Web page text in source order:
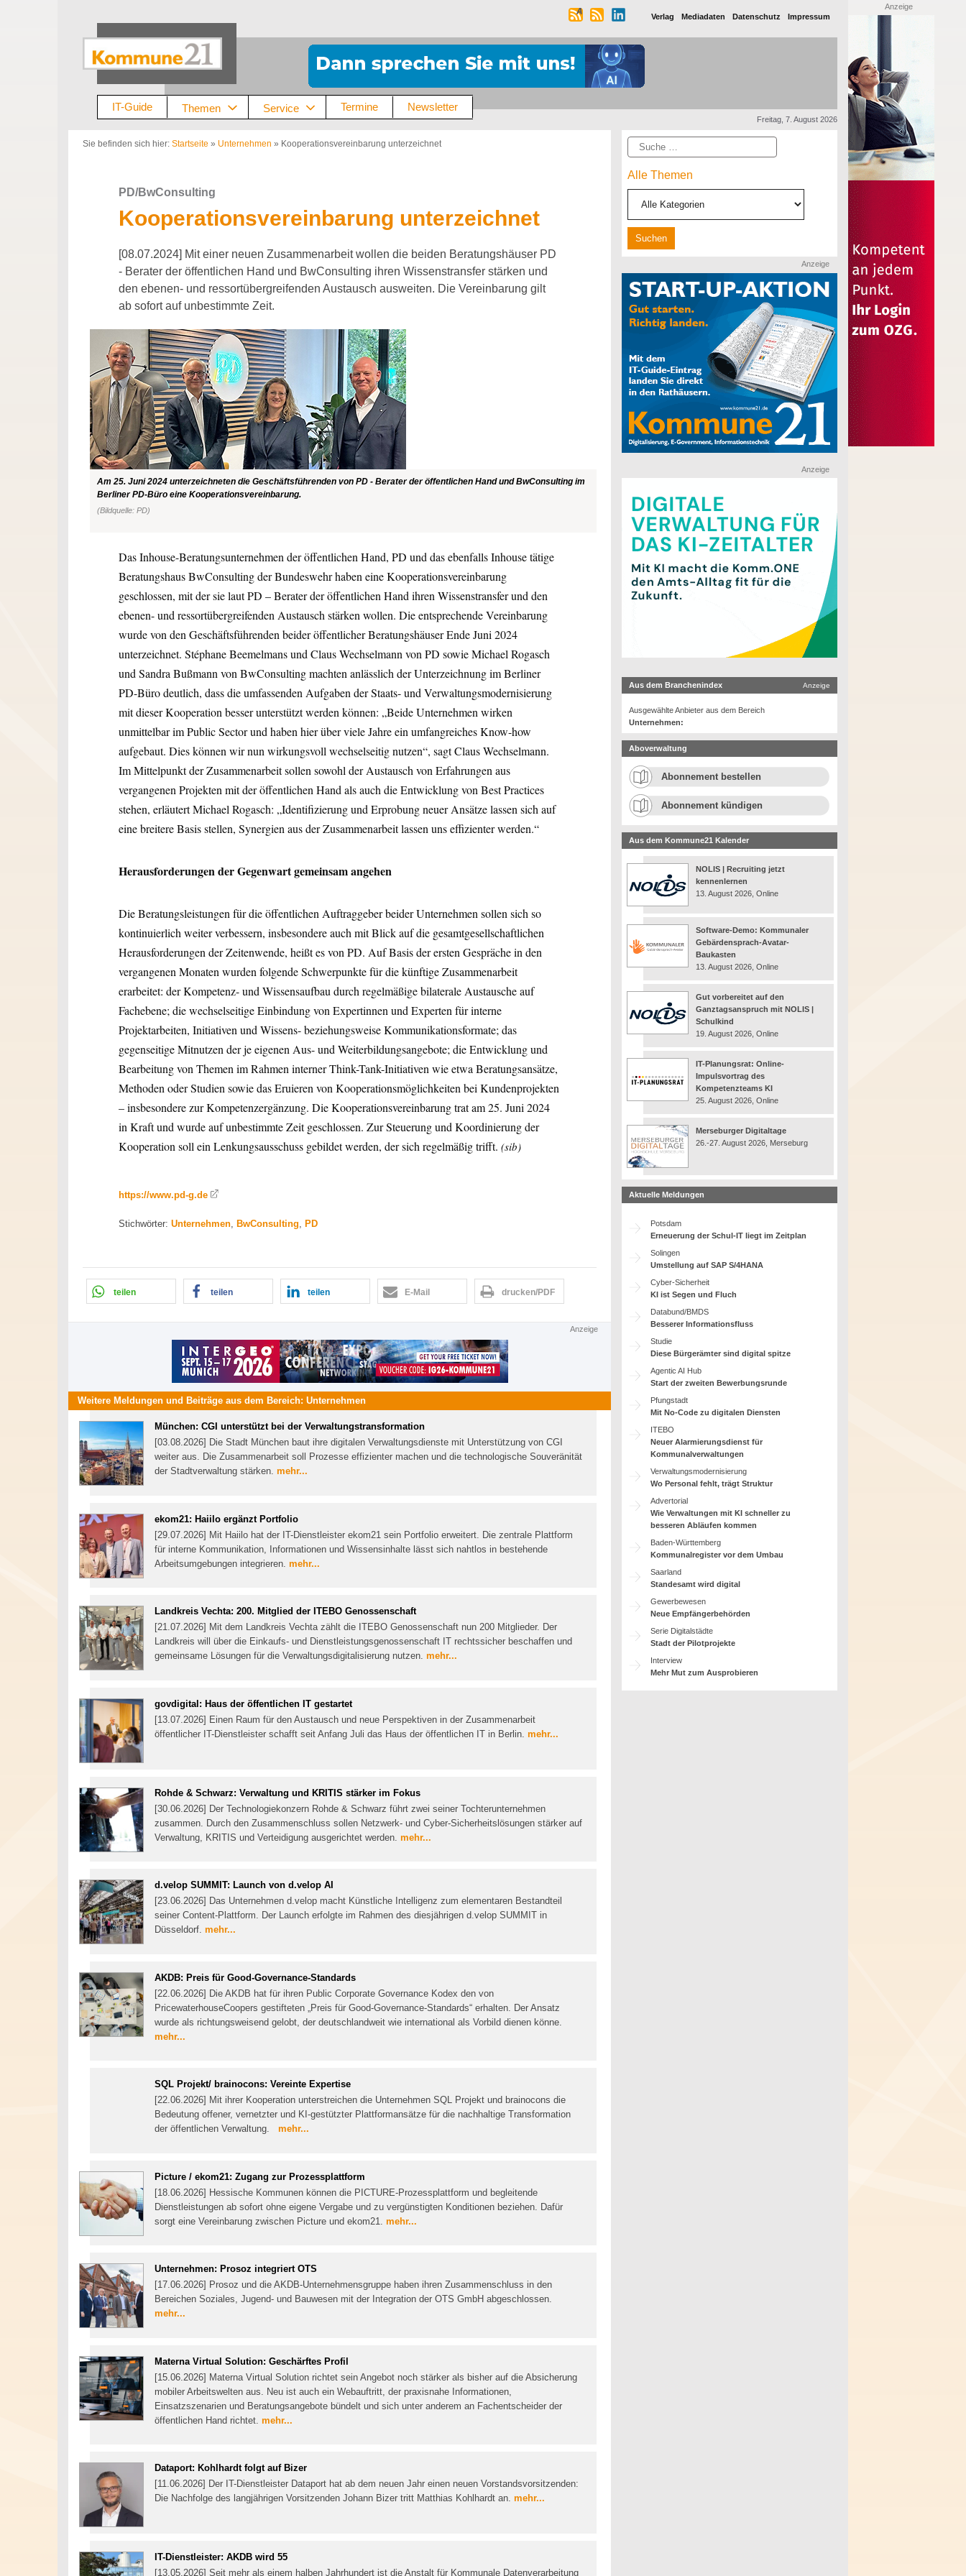
Verlag Mediadaten Datenschutz Impressum
IT-Guide Themen Service Termine Newsletter
Freitag, 7. August 2026
Sie befinden sich hier: Startseite » Unternehmen » Kooperationsvereinbarung unterzeichnet
PD/BwConsulting
Kooperationsvereinbarung unterzeichnet
[08.07.2024] Mit einer neuen Zusammenarbeit wollen die beiden Beratungshäuser PD
- Berater der öffentlichen Hand und BwConsulting ihren Wissenstransfer stärken und
den ebenen- und ressortübergreifenden Austausch ausweiten. Die Vereinbarung gilt
ab sofort auf unbestimmte Zeit.
Am 25. Juni 2024 unterzeichneten die Geschäftsführenden von PD - Berater der öffentlichen Hand und BwConsulting im
Berliner PD-Büro eine Kooperationsvereinbarung.
(Bildquelle: PD)
Das Inhouse-Beratungsunternehmen der öffentlichen Hand, PD und das ebenfalls Inhouse tätige
Beratungshaus BwConsulting der Bundeswehr haben eine Kooperationsvereinbarung
geschlossen, mit der sie laut PD – Berater der öffentlichen Hand ihren Wissenstransfer und den
ebenen- und ressortübergreifenden Austausch stärken wollen. Die entsprechende Vereinbarung
wurde von den Geschäftsführenden beider öffentlicher Beratungshäuser Ende Juni 2024
unterzeichnet. Stéphane Beemelmans und Claus Wechselmann von PD sowie Michael Rogasch
und Sandra Bußmann von BwConsulting machten anlässlich der Unterzeichnung im Berliner
PD-Büro deutlich, dass die umfassenden Aufgaben der Staats- und Verwaltungsmodernisierung
mit dieser Kooperation besser unterstützt werden können: „Beide Unternehmen wirken
unmittelbar im Public Sector und haben hier über viele Jahre ein umfangreiches Know-how
aufgebaut. Dies können wir nun wirkungsvoll wechselseitig nutzen“, sagt Claus Wechselmann.
Im Mittelpunkt der Zusammenarbeit sollen sowohl der Austausch von Erfahrungen aus
vergangenen Projekten mit der öffentlichen Hand als auch die Entwicklung von Best Practices
stehen, erläutert Michael Rogasch: „Identifizierung und Erprobung neuer Ansätze lassen sich auf
eine breitere Basis stellen, Synergien aus der Zusammenarbeit lassen uns effizienter werden.“
Herausforderungen der Gegenwart gemeinsam angehen
Die Beratungsleistungen für die öffentlichen Auftraggeber beider Unternehmen sollen sich so
kontinuierlich weiter verbessern, insbesondere auch mit Blick auf die gesamtgesellschaftlichen
Herausforderungen der Zeitenwende, heißt es von PD. Auf Basis der ersten Gespräche in den
vergangenen Monaten wurden folgende Schwerpunkte für die künftige Zusammenarbeit
erarbeitet: der Kompetenz- und Wissensaufbau durch regelmäßige bilaterale Austausche auf
Fachebene; die wechselseitige Einbindung von Expertinnen und Experten für interne
Projektarbeiten, Initiativen und Wissens- beziehungsweise Kommunikationsformate; das
gegenseitige Mitnutzen der je eigenen Aus- und Weiterbildungsangebote; die Entwicklung und
Bearbeitung von Themen im Rahmen interner Think-Tank-Initiativen wie etwa Beratungsansätze,
Methoden oder Studien sowie das Eruieren von Kooperationsmöglichkeiten bei Kundenprojekten
– insbesondere zur Kompetenzergänzung. Die Kooperationsvereinbarung trat am 25. Juni 2024
in Kraft und wurde auf unbestimmte Zeit geschlossen. Zur Steuerung und Koordinierung der
Kooperation soll ein Lenkungsausschuss gebildet werden, der sich regelmäßig trifft. (sib)
https://www.pd-g.de
Stichwörter: Unternehmen BwConsulting PD
teilen teilen teilen E-Mail drucken/PDF
Anzeige
Weitere Meldungen und Beiträge aus dem Bereich: Unternehmen
München: CGI unterstützt bei der Verwaltungstransformation
[03.08.2026] Die Stadt München baut ihre digitalen Verwaltungsdienste mit Unterstützung von CGI
weiter aus. Die Zusammenarbeit soll Prozesse effizienter machen und die technologische Souveränität
der Stadtverwaltung stärken. mehr...
ekom21: Haiilo ergänzt Portfolio
[29.07.2026] Mit Haiilo hat der IT-Dienstleister ekom21 sein Portfolio erweitert. Die zentrale Plattform
für interne Kommunikation, Informationen und Wissensinhalte lässt sich nahtlos in bestehende
Arbeitsumgebungen integrieren. mehr...
Landkreis Vechta: 200. Mitglied der ITEBO Genossenschaft
[21.07.2026] Mit dem Landkreis Vechta zählt die ITEBO Genossenschaft nun 200 Mitglieder. Der
Landkreis will über die Einkaufs- und Dienstleistungsgenossenschaft IT rechtssicher beschaffen und
gemeinsame Lösungen für die Verwaltungsdigitalisierung nutzen. mehr...
govdigital: Haus der öffentlichen IT gestartet
[13.07.2026] Einen Raum für den Austausch und neue Perspektiven in der Zusammenarbeit
öffentlicher IT-Dienstleister schafft seit Anfang Juli das Haus der öffentlichen IT in Berlin. mehr...
Rohde & Schwarz: Verwaltung und KRITIS stärker im Fokus
[30.06.2026] Der Technologiekonzern Rohde & Schwarz führt zwei seiner Tochterunternehmen
zusammen. Durch den Zusammenschluss sollen Netzwerk- und Cyber-Sicherheitslösungen stärker auf
Verwaltung, KRITIS und Verteidigung ausgerichtet werden. mehr...
d.velop SUMMIT: Launch von d.velop AI
[23.06.2026] Das Unternehmen d.velop macht Künstliche Intelligenz zum elementaren Bestandteil
seiner Content-Plattform. Der Launch erfolgte im Rahmen des diesjährigen d.velop SUMMIT in
Düsseldorf. mehr...
AKDB: Preis für Good-Governance-Standards
[22.06.2026] Die AKDB hat für ihren Public Corporate Governance Kodex den von
PricewaterhouseCoopers gestifteten „Preis für Good-Governance-Standards“ erhalten. Der Ansatz
wurde als richtungsweisend gelobt, der deutschlandweit wie international als Vorbild dienen könne.
mehr...
SQL Projekt/ brainocons: Vereinte Expertise
[22.06.2026] Mit ihrer Kooperation unterstreichen die Unternehmen SQL Projekt und brainocons die
Bedeutung offener, vernetzter und KI-gestützter Plattformansätze für die nachhaltige Transformation
der öffentlichen Verwaltung. mehr...
Picture / ekom21: Zugang zur Prozessplattform
[18.06.2026] Hessische Kommunen können die PICTURE-Prozessplattform und begleitende
Dienstleistungen ab sofort ohne eigene Vergabe und zu vergünstigten Konditionen beziehen. Dafür
sorgt eine Vereinbarung zwischen Picture und ekom21. mehr...
Unternehmen: Prosoz integriert OTS
[17.06.2026] Prosoz und die AKDB-Unternehmensgruppe haben ihren Zusammenschluss in den
Bereichen Soziales, Jugend- und Bauwesen mit der Integration der OTS GmbH abgeschlossen.
mehr...
Materna Virtual Solution: Geschärftes Profil
[15.06.2026] Materna Virtual Solution richtet sein Angebot noch stärker als bisher auf die Absicherung
mobiler Arbeitswelten aus. Neu ist auch ein Webauftritt, der praxisnahe Informationen,
Einsatzszenarien und Beratungsangebote bündelt und sich unter anderem an Fachentscheider der
öffentlichen Hand richtet. mehr...
Dataport: Kohlhardt folgt auf Bizer
[11.06.2026] Der IT-Dienstleister Dataport hat ab dem neuen Jahr einen neuen Vorstandsvorsitzenden:
Die Nachfolge des langjährigen Vorsitzenden Johann Bizer tritt Matthias Kohlhardt an. mehr...
IT-Dienstleister: AKDB wird 55
[13.05.2026] Seit mehr als einem halben Jahrhundert ist die Anstalt für Kommunale Datenverarbeitung
Suche
Alle Themen
Anzeige
Anzeige
Aus dem Branchenindex Anzeige
Ausgewählte Anbieter aus dem Bereich
Unternehmen:
Aboverwaltung
Abonnement bestellen
Abonnement kündigen
Aus dem Kommune21 Kalender
NOLIS | Recruiting jetzt
kennenlernen
13. August 2026, Online
Software-Demo: Kommunaler
Gebärdensprach-Avatar-
Baukasten
13. August 2026, Online
Gut vorbereitet auf den
Ganztagsanspruch mit NOLIS |
Schulkind
19. August 2026, Online
IT-Planungsrat: Online-
Impulsvortrag des
Kompetenzteams KI
25. August 2026, Online
Merseburger Digitaltage
26.-27. August 2026, Merseburg
Aktuelle Meldungen
Potsdam
Erneuerung der Schul-IT liegt im Zeitplan
Solingen
Umstellung auf SAP S/4HANA
Cyber-Sicherheit
KI ist Segen und Fluch
Databund/BMDS
Besserer Informationsfluss
Studie
Diese Bürgerämter sind digital spitze
Agentic AI Hub
Start der zweiten Bewerbungsrunde
Pfungstadt
Mit No-Code zu digitalen Diensten
ITEBO
Neuer Alarmierungsdienst für
Kommunalverwaltungen
Verwaltungsmodernisierung
Wo Personal fehlt, trägt Struktur
Advertorial
Wie Verwaltungen mit KI schneller zu
besseren Abläufen kommen
Baden-Württemberg
Kommunalregister vor dem Umbau
Saarland
Standesamt wird digital
Gewerbewesen
Neue Empfängerbehörden
Serie Digitalstädte
Stadt der Pilotprojekte
Interview
Mehr Mut zum Ausprobieren
Anzeige